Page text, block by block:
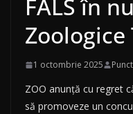
FALS în
Zoologice
1 octombrie 2025
ZOO anunță cu regret
să promoveze un